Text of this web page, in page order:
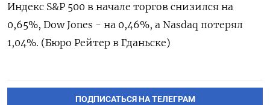
Индекс S&P 500 в начале торгов снизился на
0,65%, Dow Jones - на 0,46%, а Nasdaq потерял
1,04%. (Бюро Рейтер в Гданьске)
ПОДПИСАТЬСЯ НА ТЕЛЕГРАМ